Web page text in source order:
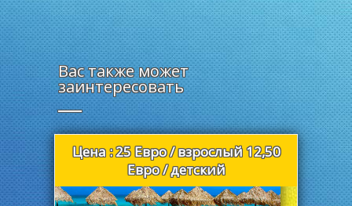
Вас также может
заинтересовать
Цена : 25 Евро / взрослый 12,50
Евро / детский